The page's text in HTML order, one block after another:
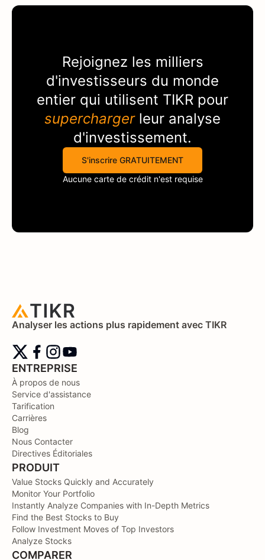
Rejoignez les milliers
d'investisseurs du monde
entier qui utilisent TIKR pour
superchargerleur analyse
d'investissement.
S'inscrire GRATUITEMENT
Aucune carte de crédit n'est requise
Analyser les actions plus rapidement avec TIKR
ENTREPRISE
À propos de nous
Service d'assistance
Tarification
Carrières
Blog
Nous Contacter
Directives Éditoriales
PRODUIT
Value Stocks Quickly and Accurately
Monitor Your Portfolio
Instantly Analyze Companies with In-Depth Metrics
Find the Best Stocks to Buy
Follow Investment Moves of Top Investors
Analyze Stocks
COMPARER